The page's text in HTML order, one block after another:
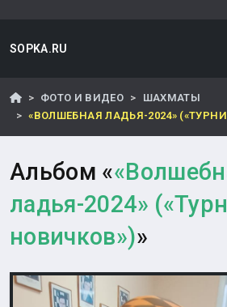
SOPKA.RU
ФОТО И ВИДЕО
ШАХМАТЫ
«ВОЛШЕБНАЯ ЛАДЬЯ-2024»
Альбом «
ладья-2024»
новичков»)»